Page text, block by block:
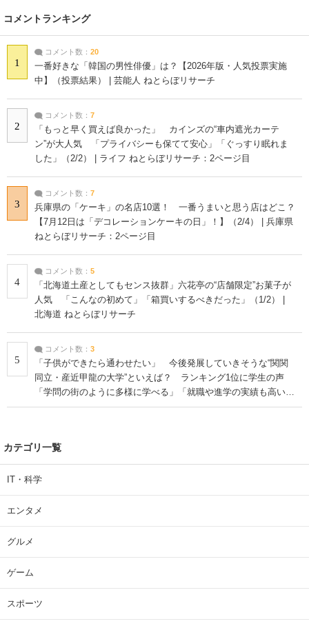
コメントランキング
1
コメント数： 20
一番好きな「韓国の男性俳優」は？【2026年版・人気投票実施
中】（投票結果） | 芸能人 ねとらぼリサーチ
2
コメント数： 7
「もっと早く買えば良かった」 カインズの“車内遮光カーテ
ン”が大人気 「プライバシーも保てて安心」「ぐっすり眠れま
した」（2/2） | ライフ ねとらぼリサーチ：2ページ目
3
コメント数： 7
兵庫県の「ケーキ」の名店10選！ 一番うまいと思う店はどこ？
【7月12日は「デコレーションケーキの日」！】（2/4） | 兵庫県
ねとらぼリサーチ：2ページ目
4
コメント数： 5
「北海道土産としてもセンス抜群」六花亭の“店舗限定”お菓子が
人気 「こんなの初めて」「箱買いするべきだった」（1/2） |
北海道 ねとらぼリサーチ
5
コメント数： 3
「子供ができたら通わせたい」 今後発展していきそうな“関関
同立・産近甲龍の大学”といえば？ ランキング1位に学生の声
「学問の街のように多様に学べる」「就職や進学の実績も高い」
| 大学 ねとらぼリサーチ
カテゴリ一覧
IT・科学
エンタメ
グルメ
ゲーム
スポーツ